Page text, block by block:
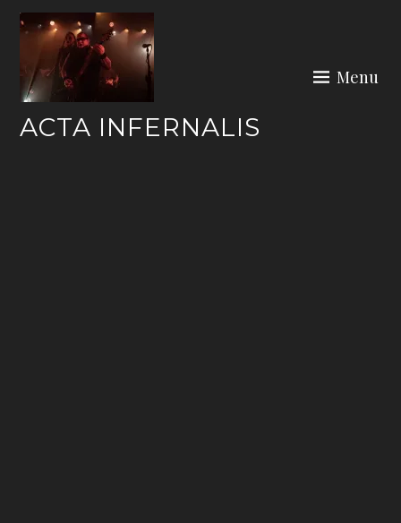
Skip
content
ACTA INFERNALIS
Menu